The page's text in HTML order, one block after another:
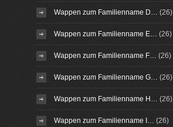
Wappen zum Familienname D… (26)
Wappen zum Familienname E… (26)
Wappen zum Familienname F… (26)
Wappen zum Familienname G… (26)
Wappen zum Familienname H… (26)
Wappen zum Familienname I… (26)